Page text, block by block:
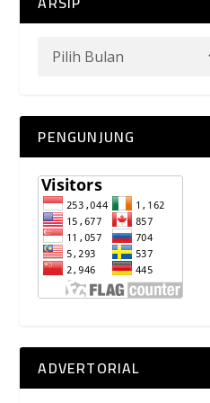
PENGUNJUNG
ADVERTORIAL